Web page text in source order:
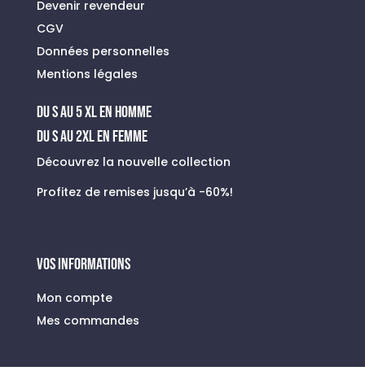
Devenir revendeur
CGV
Données personnelles
Mentions légales
du s au 5 xl en homme
Du S au 2XL en FEMME
Découvrez la nouvelle collection
Profitez de remises jusqu’à -60%!
VOS INFORMATIONS
Mon compte
Mes commandes